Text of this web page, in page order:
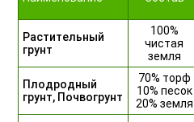
Растительный
грунт
100%
чистая
земля
Плодродный
грунт, Почвогрунт
70% торф
10% песок
20% земля